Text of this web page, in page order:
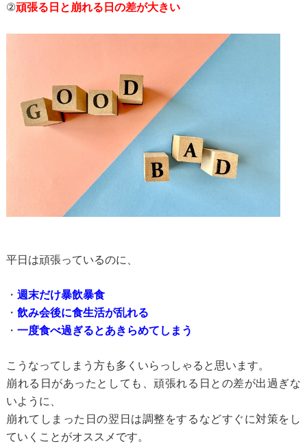
②頑張る日と崩れる日の差が大きい
平日は頑張っているのに、
・ 週末だけ暴飲暴食
・ 飲み会後に食生活が乱れる
・ 一度食べ過ぎるとあきらめてしまう
こうなってしまう方も多くいらっしゃると思います。
崩れる日があったとしても、頑張れる日との差が出過ぎな
いように、
崩れてしまった日の翌日は調整をするなどすぐに対策をし
ていくことがオススメです。